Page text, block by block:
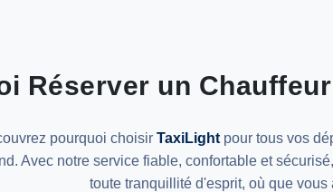
Réserver un
pourquoi choisir TaxiLightpour tous vos
Avec notre service fiable, confortable et
toute tranquillité d'esprit, où que vous